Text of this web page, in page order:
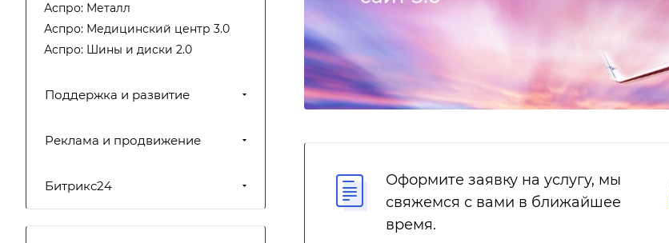
Оформите заявку на услугу, мы
свяжемся с вами в ближайшее
время.
Аспро: Металл
Аспро: Медицинский центр 3.0
Аспро: Шины и диски 2.0
Поддержка и развитие
Реклама и продвижение
Битрикс24